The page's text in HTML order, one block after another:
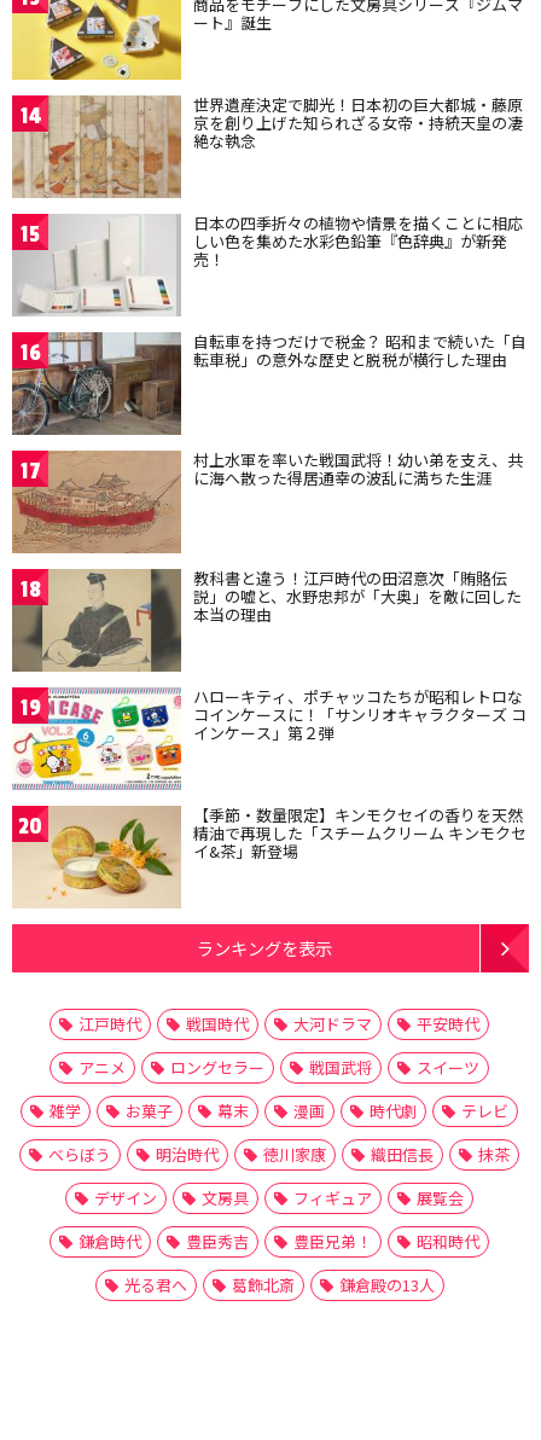
ート』誕生
14 世界遺産決定で脚光！日本初の巨大都城・藤原
京を創り上げた知られざる女帝・持統天皇の凄
絶な執念
15 日本の四季折々の植物や情景を描くことに相応
しい色を集めた水彩色鉛筆『色辞典』が新発
売！
16 自転車を持つだけで税金？ 昭和まで続いた「自
転車税」の意外な歴史と脱税が横行した理由
17 村上水軍を率いた戦国武将！幼い弟を支え、共
に海へ散った得居通幸の波乱に満ちた生涯
18 教科書と違う！江戸時代の田沼意次「賄賂伝
説」の嘘と、水野忠邦が「大奥」を敵に回した
本当の理由
19 ハローキティ、ポチャッコたちが昭和レトロな
コインケースに！「サンリオキャラクターズ コ
インケース」第２弾
20 【季節・数量限定】キンモクセイの香りを天然
精油で再現した「スチームクリーム キンモクセ
イ&茶」新登場
ランキングを表示
江戸時代 戦国時代 大河ドラマ
平安時代
アニメ
ロングセラー 戦国武将
スイーツ
雑学
お菓子 幕末 漫画 時代劇
テレビ
べらぼう
明治時代 徳川家康 織田信長
抹茶
デザイン
文房具 フィギュア
展覧会
鎌倉時代
豊臣秀吉 豊臣兄弟！
昭和時代
光る君へ
葛飾北斎 鎌倉殿の13人